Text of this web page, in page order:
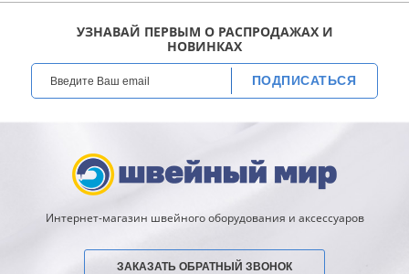
УЗНАВАЙ ПЕРВЫМ О РАСПРОДАЖАХ И
НОВИНКАХ
ПОДПИСАТЬСЯ
Интернет-магазин швейного оборудования и аксессуаров
ЗАКАЗАТЬ ОБРАТНЫЙ ЗВОНОК